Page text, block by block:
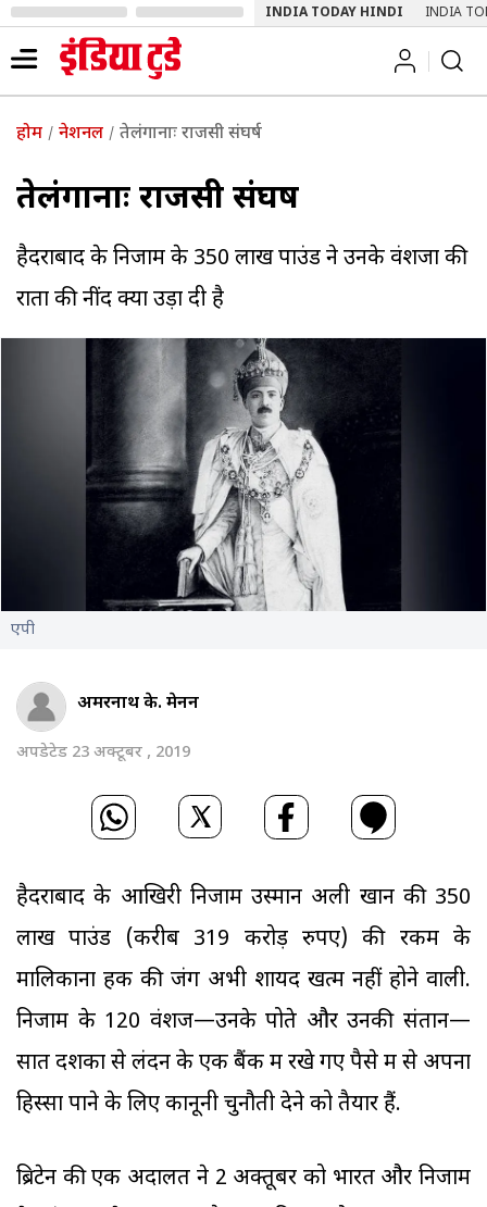
INDIA TODAY HINDI INDIA
होम नेशनल तेलंगानाः राजसी संघर्ष
तेलंगानाः राजसी संघर्ष
हैदराबाद के निजाम के 350 लाख पाउंड ने उनके वंशजों की
रातों की नींद क्यों उड़ा दी है
एपी
अमरनाथ के. मेनन
अपडेटेड 23 अक्टूबर , 2019
हैदराबाद के आखिरी निजाम उस्मान अली खान की 350
लाख पाउंड (करीब 319 करोड़ रुपए) की रकम के
मालिकाना हक की जंग अभी शायद खत्म नहीं होने वाली.
निजाम के 120 वंशज—उनके पोते और उनकी संतानें—
सात दशकों से लंदन के एक बैंक में रखे गए पैसे में से अपना
हिस्सा पाने के लिए कानूनी चुनौती देने को तैयार हैं.
ब्रिटेन की एक अदालत ने 2 अक्तूबर को भारत और निजाम